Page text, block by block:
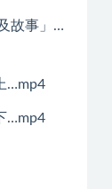
故事」…
…mp4
…mp4